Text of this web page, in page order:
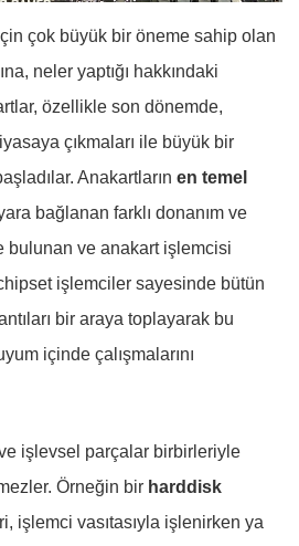
çok büyük bir öneme sahip olan
neler yaptığı hakkındaki
özellikle son dönemde,
çıkmaları ile büyük bir
Anakartların en temel
bağlanan farklı donanım ve
bulunan ve anakart işlemcisi
işlemciler sayesinde bütün
bir araya toplayarak bu
içinde çalışmalarını
işlevsel parçalar birbirleriyle
Örneğin bir harddisk
işlemci vasıtasıyla işlenirken ya